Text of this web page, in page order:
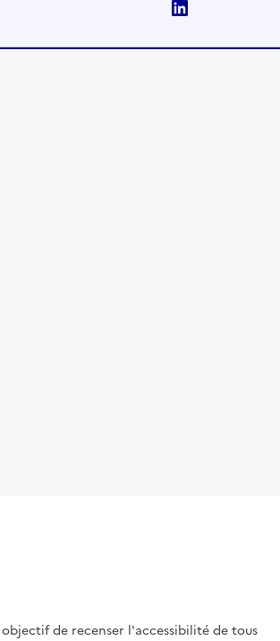
de recenser l'accessibilité de tous